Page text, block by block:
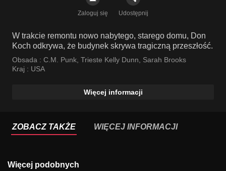
Zaloguj się Udostępnij
W trakcie remontu nowo nabytego, starego domu, Don
Koch odkrywa, że budynek skrywa tragiczną przeszłość.
Obsada : C.M. Punk, Trieste Kelly Dunn, Sarah Brooks
Kraj : USA
Więcej informacji
ZOBACZ TAKŻE WIĘCEJ INFORMACJI
Więcej podobnych